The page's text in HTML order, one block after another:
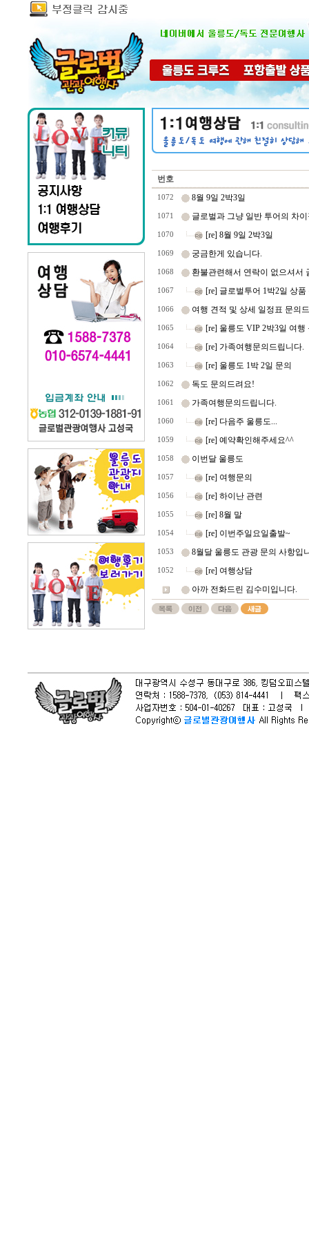
번호
1072 8월 9일 2박3일
1071 글로벌과 그냥 일반 투어의 차이
1070 [re] 8월 9일 2박3일
1069 궁금한게 있습니다.
1068 환불관련해서 연락이 없으셔서
1067 [re] 글로벌투어 1박2일 상품
1066 여행 견적 및 상세 일정표 문의
1065 [re] 울릉도 VIP 2박3일 여행
1064 [re] 가족여행문의드립니다.
1063 [re] 울릉도 1박 2일 문의
1062 독도 문의드려요!
1061 가족여행문의드립니다.
1060 [re] 다음주 울릉도...
1059 [re] 예약확인해주세요^^
1058 이번달 울릉도
1057 [re] 여행문의
1056 [re] 하이난 관련
1055 [re] 8월 말
1054 [re] 이번주일요일출발~
1053 8월달 울릉도 관광 문의 사항입
1052
[re] 여행상담
아까 전화드린 김수미입니다.